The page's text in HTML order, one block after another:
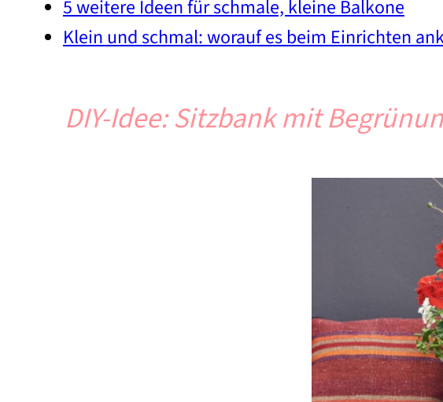
5 weitere Ideen für schmale, kleine Balkone
Klein und schmal: worauf es beim Einrichten
DIY-Idee: Sitzbank mit